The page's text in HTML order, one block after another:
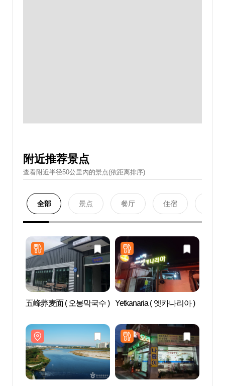
附近推荐景点
查看附近半径50公里內的景点(依距离排序)
全部 景点 餐厅 住宿
五峰荞麦面 ( 오봉막국수 ) Yetkanaria ( 옛카나리아 )